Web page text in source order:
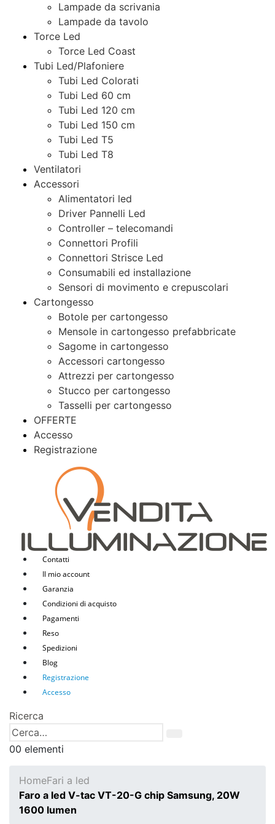
Lampade da scrivania
Lampade da tavolo
Torce Led
Torce Led Coast
Tubi Led/Plafoniere
Tubi Led Colorati
Tubi Led 60 cm
Tubi Led 120 cm
Tubi Led 150 cm
Tubi Led T5
Tubi Led T8
Ventilatori
Accessori
Alimentatori led
Driver Pannelli Led
Controller – telecomandi
Connettori Profili
Connettori Strisce Led
Consumabili ed installazione
Sensori di movimento e crepuscolari
Cartongesso
Botole per cartongesso
Mensole in cartongesso prefabbricate
Sagome in cartongesso
Accessori cartongesso
Attrezzi per cartongesso
Stucco per cartongesso
Tasselli per cartongesso
OFFERTE
Accesso
Registrazione
Contatti
Il mio account
Garanzia
Condizioni di acquisto
Pagamenti
Reso
Spedizioni
Blog
Registrazione
Accesso
Ricerca
00 elementi
HomeFari a led
Faro a led V-tac VT-20-G chip Samsung, 20W
1600 lumen